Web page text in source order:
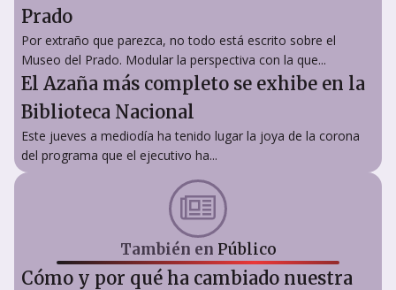
Prado
Por extraño que parezca, no todo está escrito sobre el
Museo del Prado. Modular la perspectiva con la que...
El Azaña más completo se exhibe en la
Biblioteca Nacional
Este jueves a mediodía ha tenido lugar la joya de la corona
del programa que el ejecutivo ha...
También en Público
Cómo y por qué ha cambiado nuestra